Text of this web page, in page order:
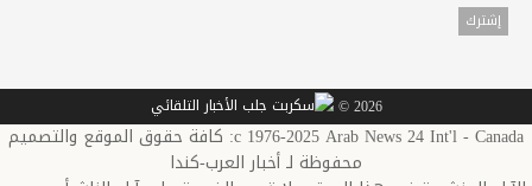
2026 ©
c 1976-2025 Arab News 24 Int'l - Canada: كافة حقوق الموقع والتصميم
محفوظة لـ أخبار العرب-كندا